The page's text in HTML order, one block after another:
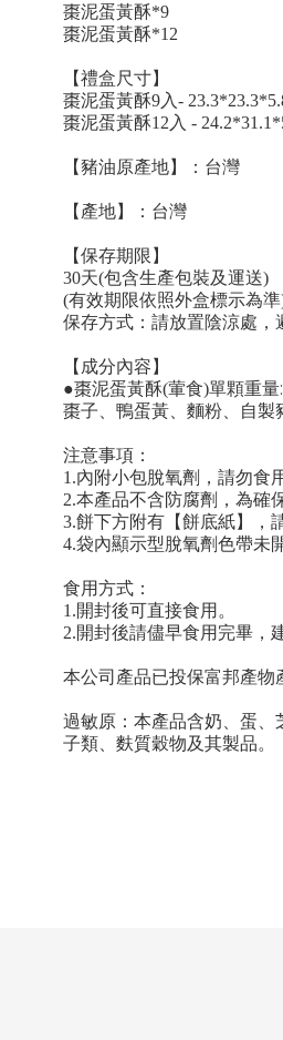
棗泥蛋黃酥*9
棗泥蛋黃酥*12
【禮盒尺寸】
棗泥蛋黃酥9入-
棗泥蛋黃酥12入 -
【豬油原產地】：台灣
【產地】：台灣
【保存期限】
30天(包含生產包裝及運送)
(有效期限依照外盒標示為
保存方式：請放置陰涼處，
【成分內容】
●棗泥蛋黃酥(葷食)單顆重量
棗子、鴨蛋黃、麵粉、自製
注意事項：
1.內附小包脫氧劑，請勿食
2.本產品不含防腐劑，為確
3.餅下方附有【餅底紙】，
4.袋內顯示型脫氧劑色帶未
食用方式：
1.開封後可直接食用。
2.開封後請儘早食用完畢，
本公司產品已投保富邦產物
過敏原：本產品含奶、蛋
子類、麩質穀物及其製品。